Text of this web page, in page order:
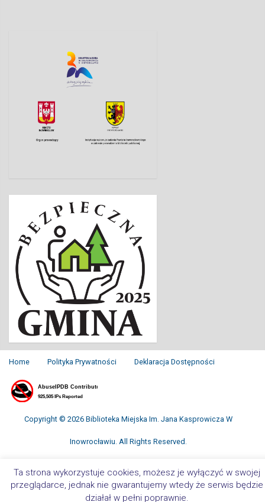
Home Polityka Prywatności Deklaracja Dostępności
Copyright © 2026 Biblioteka Miejska Im. Jana Kasprowicza W
Inowrocławiu. All Rights Reserved.
Ta strona wykorzystuje cookies, możesz je wyłączyć w swojej
przeglądarce, jednak nie gwarantujemy wtedy że serwis będzie
działał w pełni poprawnie.